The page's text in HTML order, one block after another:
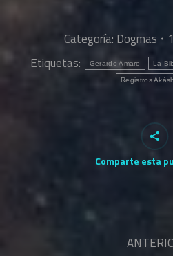
Categoría: Dogmas
Etiquetas:
Gerardo Amaro La
Registros
Comparte esta